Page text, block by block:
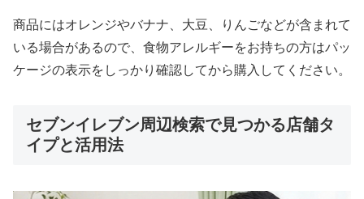
商品にはオレンジやバナナ、大豆、りんごなどが含まれて
いる場合があるので、食物アレルギーをお持ちの方はパッ
ケージの表示をしっかり確認してから購入してください。
セブンイレブン周辺検索で見つかる店舗タ
イプと活用法